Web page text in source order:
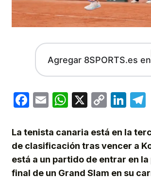
Agregar 8SPORTS.es en
Facebook
EmailWhatsApp
X
Copy
La tenista canaria está en la
de clasificación tras vencer a
está a un partido de entrar en
final de un Grand Slam en su